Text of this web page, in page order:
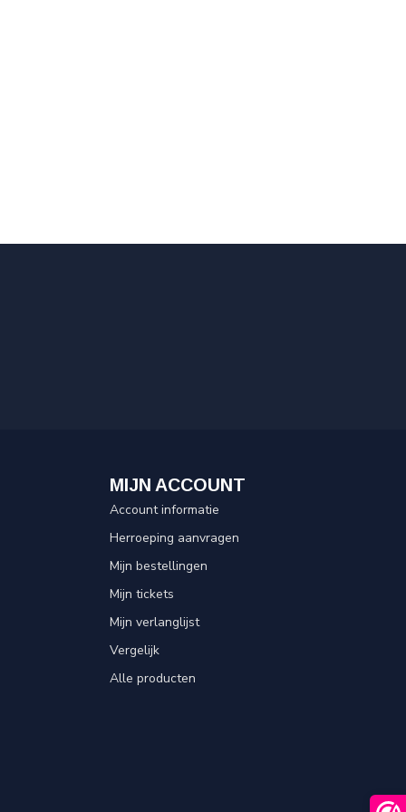
MIJN ACCOUNT
Account informatie
Herroeping aanvragen
Mijn bestellingen
Mijn tickets
Mijn verlanglijst
Vergelijk
Alle producten